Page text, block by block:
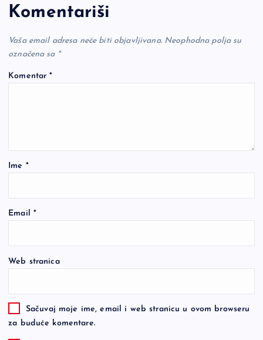
Komentariši
Vaša email adresa neće biti objavljivana. Neophodna polja su
označena sa *
Komentar*
Ime *
Email *
Web stranica
Sačuvaj moje ime, email i web stranicu u ovom browseru
za buduće komentare.